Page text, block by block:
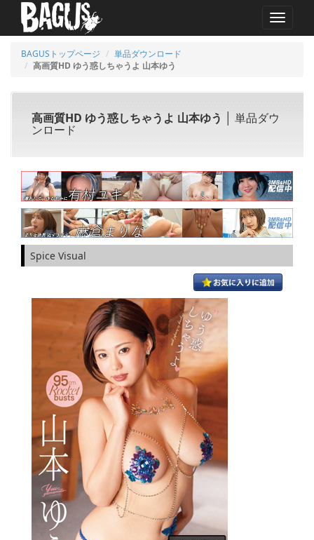
MENU
BAGUSトップページ
単品ダウンロード
高画質HD ゆう惑しちゃうよ 山本ゆう
高画質HD ゆう惑しちゃうよ 山本ゆう │ 単品ダウ
ンロード
Spice Visual